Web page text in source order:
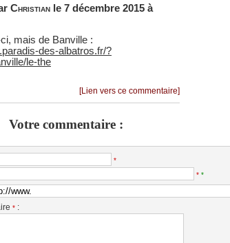
Christian le 7 décembre 2015 à
ci, mais de Banville :
des-albatros.fr/?
le-the
[Lien vers ce commentaire]
Votre commentaire :
*
* *
* :